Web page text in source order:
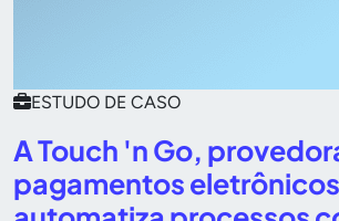
ESTUDO DE CASO
A Touch 'n Go,
pagamentos